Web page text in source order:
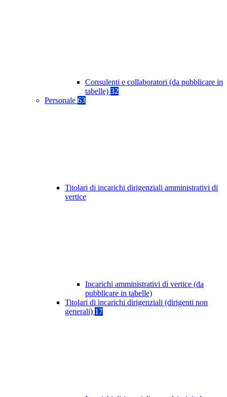
Consulenti e collaboratori (da pubblicare in
tabelle) 32
Personale 63
Titolari di incarichi dirigenziali amministrativi di
vertice
Incarichi amministrativi di vertice (da
pubblicare in tabelle)
Titolari di incarichi dirigenziali (dirigenti non
generali) 17